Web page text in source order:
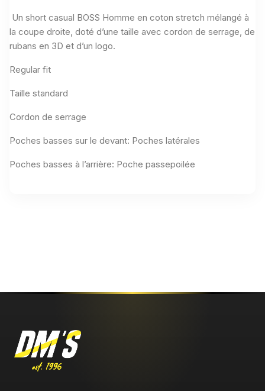
Un short casual BOSS Homme en coton stretch mélangé à
la coupe droite, doté d’une taille avec cordon de serrage, de
rubans en 3D et d’un logo.
Regular fit
Taille standard
Cordon de serrage
Poches basses sur le devant: Poches latérales
Poches basses à l’arrière: Poche passepoilée